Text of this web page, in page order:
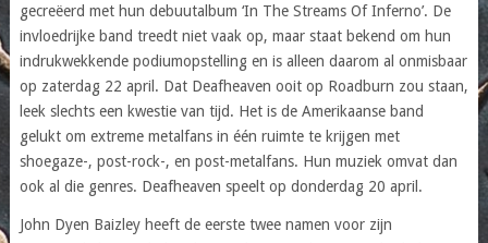
gecreëerd met hun debuutalbum ‘In The Streams Of Inferno’. De
invloedrijke band treedt niet vaak op, maar staat bekend om hun
indrukwekkende podiumopstelling en is alleen daarom al onmisbaar
op zaterdag 22 april. Dat Deafheaven ooit op Roadburn zou staan,
leek slechts een kwestie van tijd. Het is de Amerikaanse band
gelukt om extreme metalfans in één ruimte te krijgen met
shoegaze-, post-rock-, en post-metalfans. Hun muziek omvat dan
ook al die genres. Deafheaven speelt op donderdag 20 april.
John Dyen Baizley heeft de eerste twee namen voor zijn